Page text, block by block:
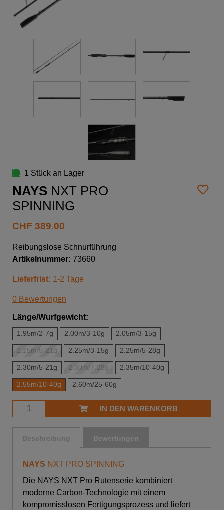
1 Stück an Lager
NAYS NXT PRO
SPINNING
CHF 389.00
Reibungslose Schnurführung
Artikelnummer: 73660
Lieferfrist: 1-2 Tage
0 Bewertungen
Länge/Wurfgewicht:
1.95m/2-7g 2.00m/3-10g 2.05m/3-15g
2.15m/5-21g 2.25m/3-15g 2.25m/5-28g
2.30m/5-21g 2.30m/7-28g 2.35m/10-40g
2.55m/10-40g 2.60m/25-60g
IN DEN WARENKORB
Beschreibung Bewertungen
NAYS NXT PRO SPINNING
Die NAYS NXT Pro Rutenserie kombiniert
moderne Carbon-Technologie mit einem
kompromisslosen Fertigungsprozess und liefert